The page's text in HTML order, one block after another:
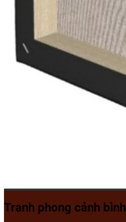
Tranh phong cảnh